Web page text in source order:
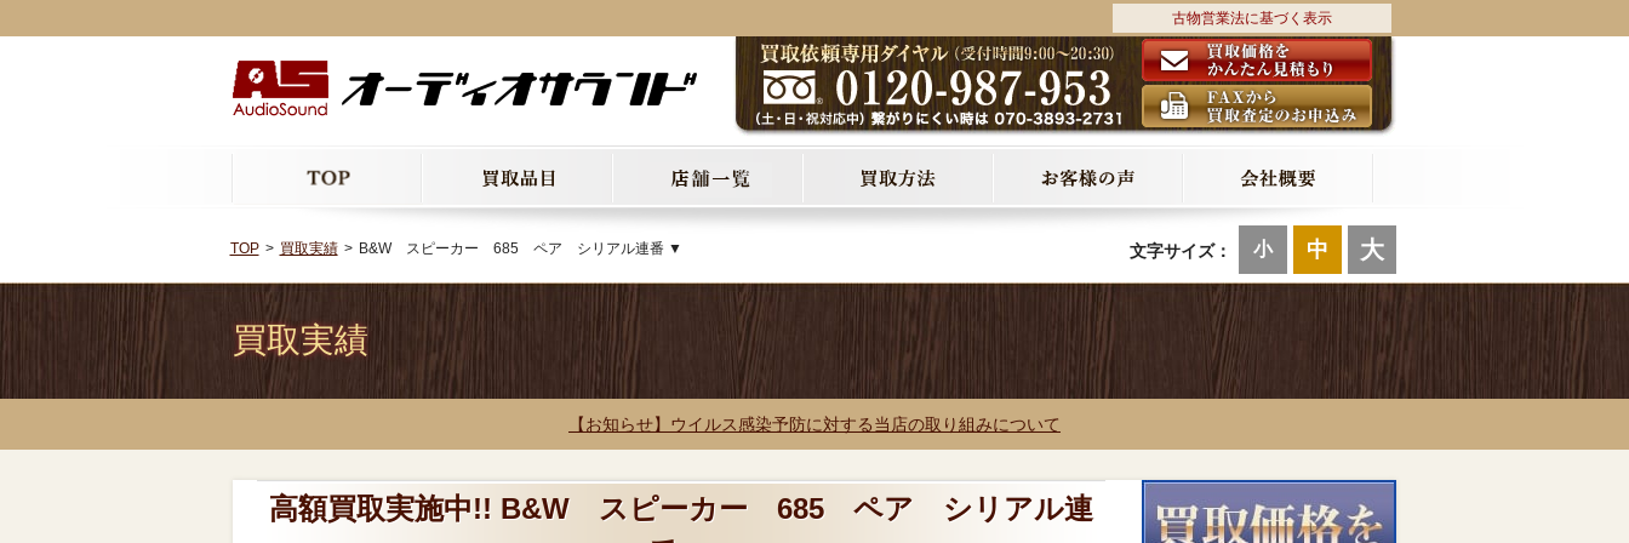
古物営業法に基づく表示
文字サイズ： 小 中 大
TOP 買取実績 B&W スピーカー 685 ペア シリアル連番 ▼
買取実績
【お知らせ】ウイルス感染予防に対する当店の取り組みについて
高額買取実施中!! B&W スピーカー 685 ペア シリアル連